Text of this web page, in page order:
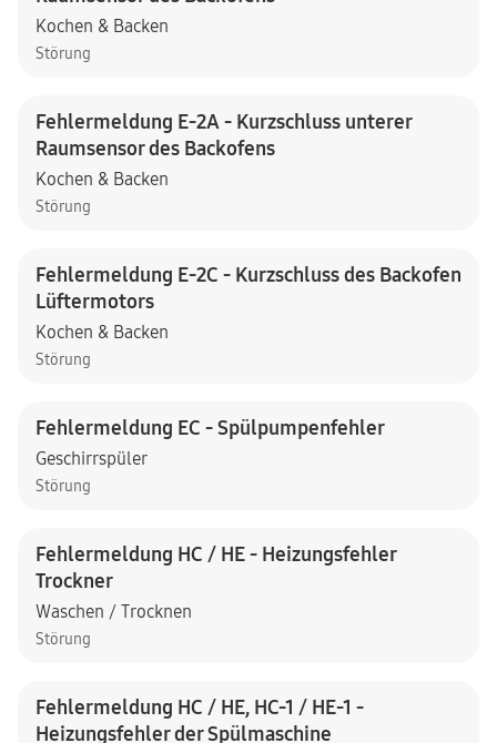
Kochen & Backen
Störung
Fehlermeldung E-2A - Kurzschluss unterer
Raumsensor des Backofens
Kochen & Backen
Störung
Fehlermeldung E-2C - Kurzschluss des Backofen
Lüftermotors
Kochen & Backen
Störung
Fehlermeldung EC - Spülpumpenfehler
Geschirrspüler
Störung
Fehlermeldung HC / HE - Heizungsfehler
Trockner
Waschen / Trocknen
Störung
Fehlermeldung HC / HE, HC-1 / HE-1 -
Heizungsfehler der Spülmaschine